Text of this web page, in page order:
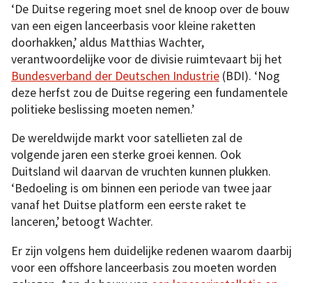
‘De Duitse regering moet snel de knoop over de bouw
van een eigen lanceerbasis voor kleine raketten
doorhakken,’ aldus Matthias Wachter,
verantwoordelijke voor de divisie ruimtevaart bij het
Bundesverband der Deutschen Industrie (BDI). ‘Nog
deze herfst zou de Duitse regering een fundamentele
politieke beslissing moeten nemen.’
De wereldwijde markt voor satellieten zal de
volgende jaren een sterke groei kennen. Ook
Duitsland wil daarvan de vruchten kunnen plukken.
‘Bedoeling is om binnen een periode van twee jaar
vanaf het Duitse platform een eerste raket te
lanceren,’ betoogt Wachter.
Er zijn volgens hem duidelijke redenen waarom daarbij
voor een offshore lanceerbasis zou moeten worden